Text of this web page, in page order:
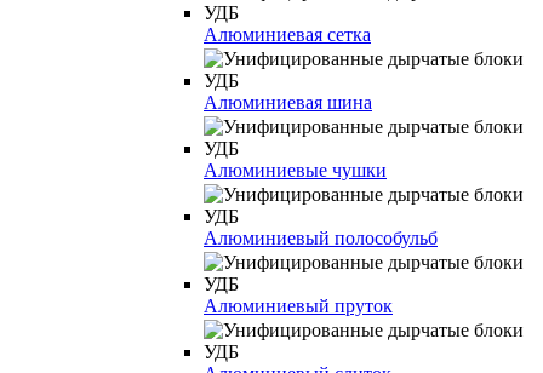
Алюминиевая сетка
Алюминиевая шина
Алюминиевые чушки
Алюминиевый полособульб
Алюминиевый пруток